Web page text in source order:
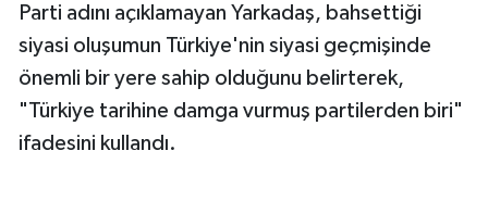
Parti adını açıklamayan Yarkadaş, bahsettiği
siyasi oluşumun Türkiye'nin siyasi geçmişinde
önemli bir yere sahip olduğunu belirterek,
"Türkiye tarihine damga vurmuş partilerden biri"
ifadesini kullandı.